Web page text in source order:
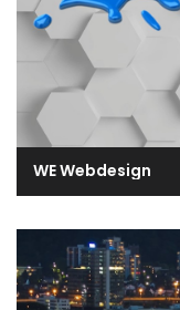
WE Webdesign